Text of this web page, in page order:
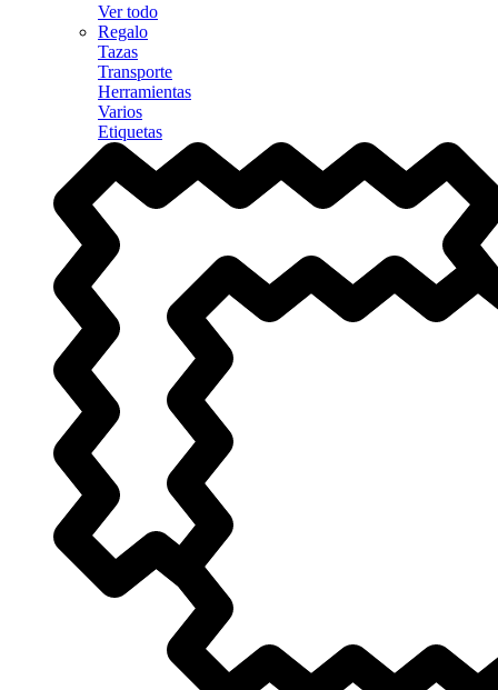
Ver todo
Regalo
Tazas
Transporte
Herramientas
Varios
Etiquetas